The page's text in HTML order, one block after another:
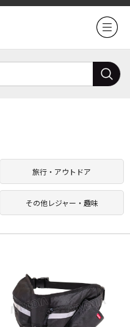
旅行・アウトドア
その他レジャー・趣味